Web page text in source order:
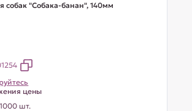
собак "Собака-банан", 140мм
цены
шт.